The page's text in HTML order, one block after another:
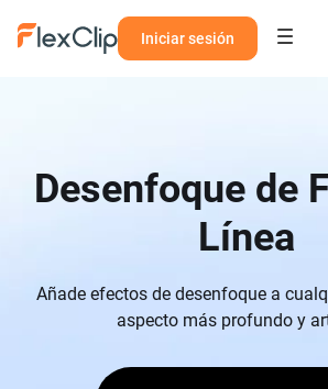
Iniciar sesión
Desenfoque de
Línea
Añade efectos de desenfoque a
aspecto más profundo y